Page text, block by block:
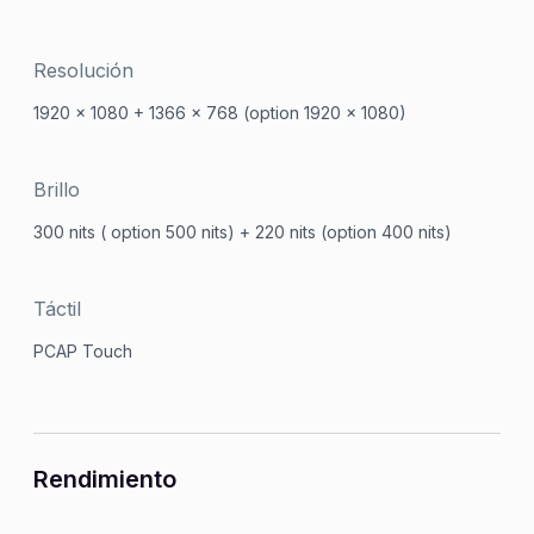
Resolución
1920 x 1080 + 1366 x 768 (option 1920 x 1080)
Brillo
300 nits ( option 500 nits) + 220 nits (option 400 nits)
Táctil
PCAP Touch
Rendimiento